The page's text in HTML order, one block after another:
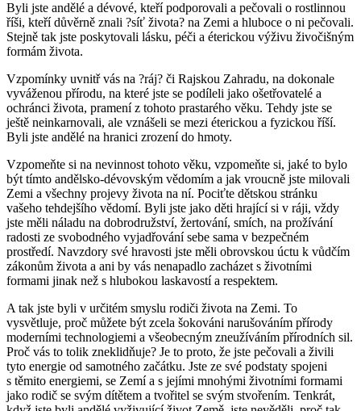
Byli jste andělé a dévové, kteří podporovali a pečovali o rostlinnou
říši, kteří důvěrně znali ?síť života? na Zemi a hluboce o ni pečovali.
Stejně tak jste poskytovali lásku, péči a éterickou výživu živočišným
formám života.
Vzpomínky uvnitř vás na ?ráj? či Rajskou Zahradu, na dokonale
vyváženou přírodu, na které jste se podíleli jako ošetřovatelé a
ochránci života, pramení z tohoto prastarého věku. Tehdy jste se
ještě neinkarnovali, ale vznášeli se mezi éterickou a fyzickou říší.
Byli jste andělé na hranici zrození do hmoty.
Vzpomeňte si na nevinnost tohoto věku, vzpomeňte si, jaké to bylo
být tímto andělsko-dévovským vědomím a jak vroucně jste milovali
Zemi a všechny projevy života na ní. Pociťte dětskou stránku
vašeho tehdejšího vědomí. Byli jste jako děti hrající si v ráji, vždy
jste měli náladu na dobrodružství, žertování, smích, na prožívání
radosti ze svobodného vyjadřování sebe sama v bezpečném
prostředí. Navzdory své hravosti jste měli obrovskou úctu k vůdčím
zákonům života a ani by vás nenapadlo zacházet s životními
formami jinak než s hlubokou laskavostí a respektem.
A tak jste byli v určitém smyslu rodiči života na Zemi. To
vysvětluje, proč můžete být zcela šokováni narušováním přírody
moderními technologiemi a všeobecným zneužíváním přírodních sil.
Proč vás to tolik zneklidňuje? Je to proto, že jste pečovali a živili
tyto energie od samotného začátku. Jste ze své podstaty spojeni
s těmito energiemi, se Zemí a s jejími mnohými životními formami
jako rodič se svým dítětem a tvořitel se svým stvořením. Tenkrát,